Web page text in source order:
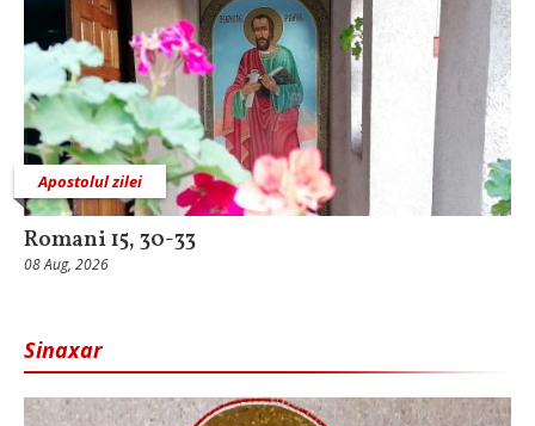
Apostolul zilei
Romani 15, 30-33
08 Aug, 2026
Sinaxar